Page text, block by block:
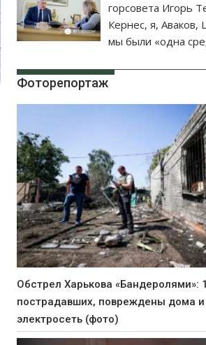
горсовета Игорь
Кернес, я,
мы были «одна
Фоторепортаж
Обстрел Харькова «Бандеролями»:
пострадавших, повреждены дома и
электросеть (фото)